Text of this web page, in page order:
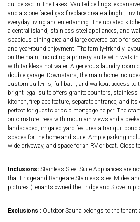
cul-de-sac in The Lakes. Vaulted ceilings,
and a stone-faced gas fireplace create a bright,
everyday living and entertaining. The updated
a central island, stainless steel appliances, and
spacious dining area and large covered patio for
and year-round enjoyment. The family-friendly
on the main, including a primary suite with walk-in
with tankless hot water. A generous laundry room
double garage. Downstairs, the main home
custom built-ins, full bath, and walkout access to
bright legal suite offers granite counters, stainless
kitchen, fireplace feature, separate entrance, and
perfect for guests or as a mortgage helper. The
onto mature trees with mountain views and a
landscaped, irrigated yard features a tranquil pond
spaces for the home and suite. Ample parking
wide driveway, and space for an RV or boat. Close
Inclusions: Stainless Steel Suite Appliances are
that Fridge and Range are Stainless steel Midea
pictures (Tenants owned the Fridge and Stove in
Exclusions : Outdoor Sauna belongs to the tenant